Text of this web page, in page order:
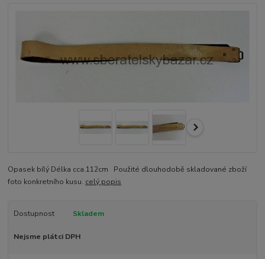
Opasek bílý Délka cca.112cm Použité dlouhodobě skladované zboží
foto konkretního kusu. celý popis
Dostupnost Skladem
Nejsme plátci DPH